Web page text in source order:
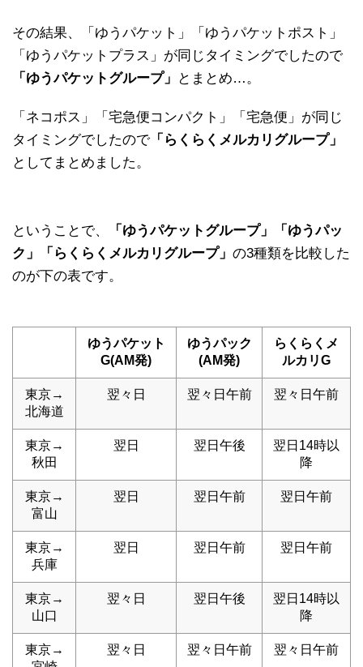
その結果、「ゆうパケット」「ゆうパケットポスト」
「ゆうパケットプラス」が同じタイミングでしたので
「ゆうパケットグループ」
とまとめ…。
「ネコポス」「宅急便コンパクト」「宅急便」が同じ
タイミングでしたので「らくらくメルカリグループ」
としてまとめました。
ということで、
「ゆうパケットグループ」「ゆうパッ
ク」「らくらくメルカリグループ」 の3種類を比較した
のが下の表です。
ゆうパケット
G(AM発)
ゆうパック
(AM発)
らくらくメ
ルカリG
東京→
北海道
翌々日 翌々日午前 翌々日午前
東京→
秋田
翌日 翌日午後
翌日14時以
降
東京→
富山
翌日 翌日午前 翌日午前
東京→
兵庫
翌日 翌日午前 翌日午前
東京→
山口
翌々日 翌日午後
翌日14時以
降
東京→
翌々日 翌々日午前 翌々日午前